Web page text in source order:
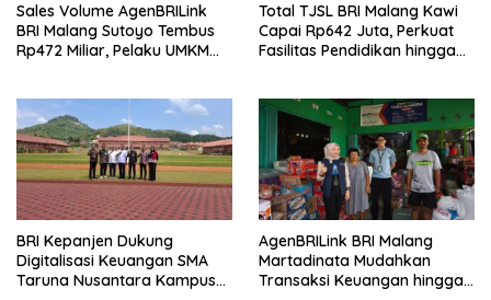
Sales Volume AgenBRILink
BRI Malang Sutoyo Tembus
Rp472 Miliar, Pelaku UMKM
Total TJSL BRI Malang Kawi
Capai Rp642 Juta, Perkuat
Fasilitas Pendidikan hingga
BRI Kepanjen Dukung
Digitalisasi Keuangan SMA
Taruna Nusantara Kampus
AgenBRILink BRI Malang
Martadinata Mudahkan
Transaksi Keuangan hingga